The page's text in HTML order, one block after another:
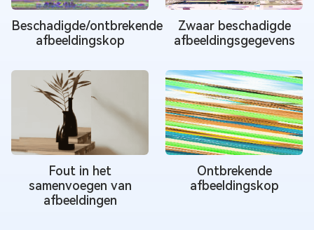
Beschadigde/ontbrekende
afbeeldingskop
Zwaar beschadigde
afbeeldingsgegevens
Fout in het
samenvoegen van
afbeeldingen
Ontbrekende
afbeeldingskop